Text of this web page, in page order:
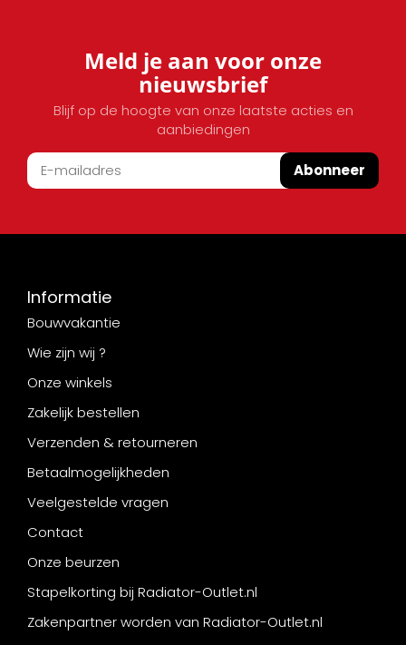
Meld je aan voor onze
nieuwsbrief
Blijf op de hoogte van onze laatste acties en
aanbiedingen
Abonneer
Informatie
Bouwvakantie
Wie zijn wij ?
Onze winkels
Zakelijk bestellen
Verzenden & retourneren
Betaalmogelijkheden
Veelgestelde vragen
Contact
Onze beurzen
Stapelkorting bij Radiator-Outlet.nl
Zakenpartner worden van Radiator-Outlet.nl